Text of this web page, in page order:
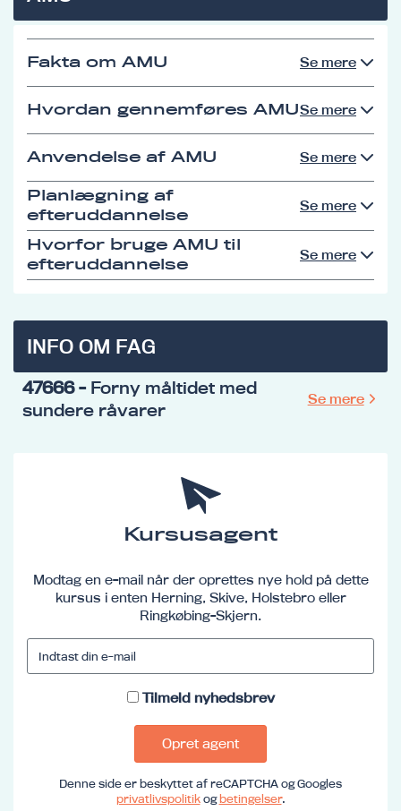
Fakta om AMU Se mere
Hvordan gennemføres AMUSe mere
Anvendelse af AMU Se mere
Planlægning af
efteruddannelse
Se mere
Hvorfor bruge AMU til
efteruddannelse
Se mere
INFO OM FAG
47666- Forny måltidet med
sundere råvarer
Se mere
Kursusagent
Modtag en e-mail når der oprettes nye hold på dette
kursus i enten Herning, Skive, Holstebro eller
Ringkøbing-Skjern.
Tilmeld nyhedsbrev
Opret agent
Denne side er beskyttet af reCAPTCHA og Googles
privatlivspolitikogbetingelser.